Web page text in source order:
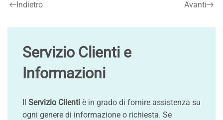
Indietro Avanti
Servizio Clienti e
Informazioni
Il Servizio Clienti è in grado di fornire assistenza su
ogni genere di informazione o richiesta. Se